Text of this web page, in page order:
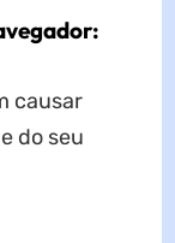
causar
do seu